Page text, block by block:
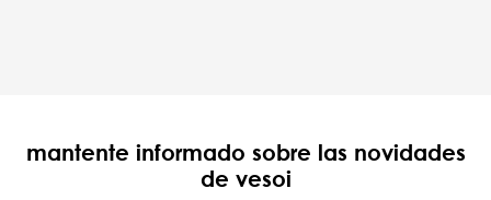
mantente informado sobre las novidades
de vesoi